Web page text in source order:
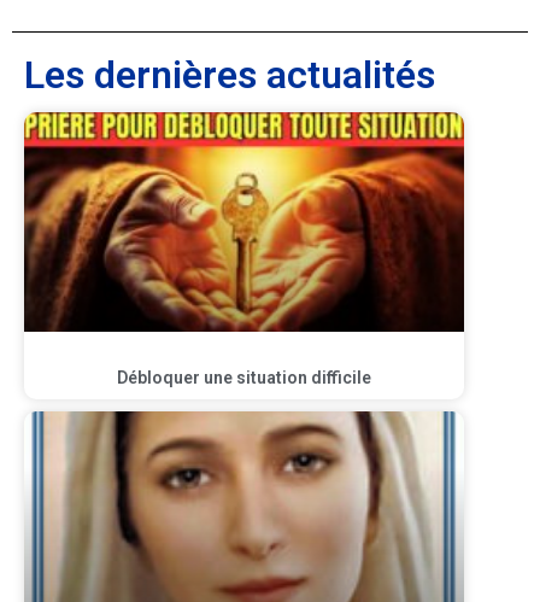
Les dernières actualités
Débloquer une situation difficile